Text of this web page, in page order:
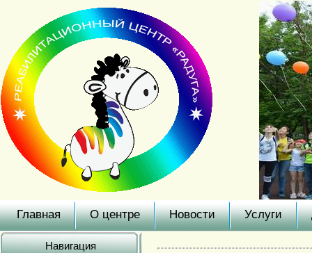
Главная О центре Новости Услуги
Навигация